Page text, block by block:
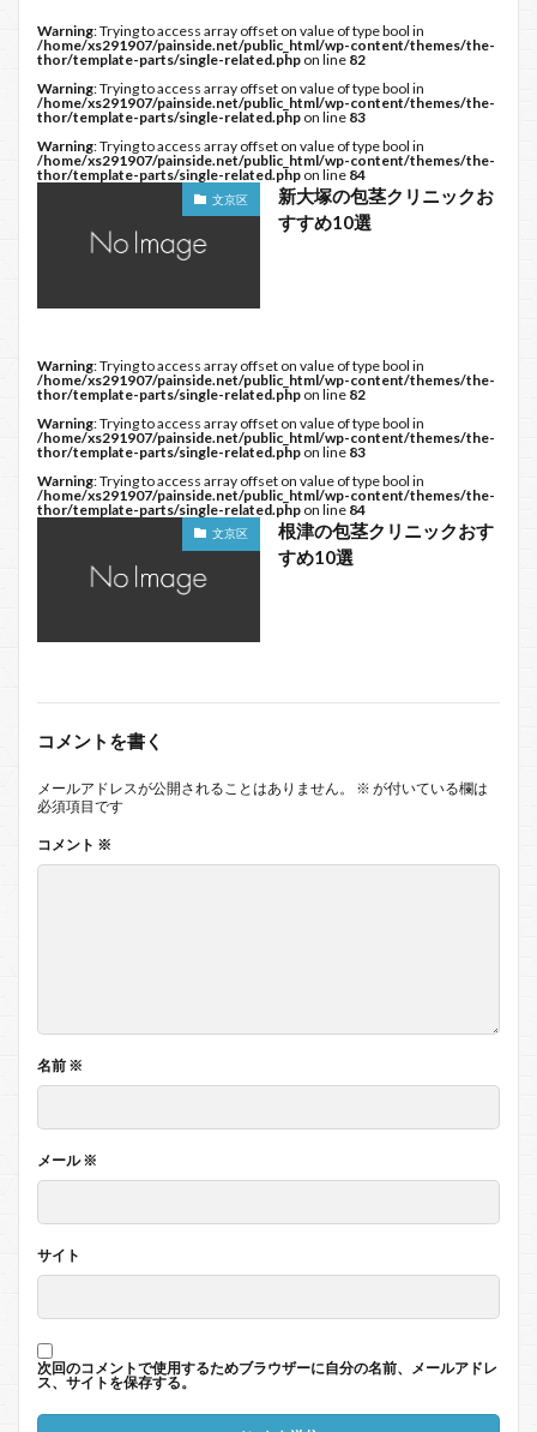
Warning: Trying to access array offset on value of type bool in
/home/xs291907/painside.net/public_html/wp-content/themes/the-
thor/template-parts/single-related.php on line 82
Warning: Trying to access array offset on value of type bool in
/home/xs291907/painside.net/public_html/wp-content/themes/the-
thor/template-parts/single-related.php on line 83
Warning: Trying to access array offset on value of type bool in
/home/xs291907/painside.net/public_html/wp-content/themes/the-
thor/template-parts/single-related.php on line 84
文京区
新大塚の包茎クリニックお
すすめ10選
Warning: Trying to access array offset on value of type bool in
/home/xs291907/painside.net/public_html/wp-content/themes/the-
thor/template-parts/single-related.php on line 82
Warning: Trying to access array offset on value of type bool in
/home/xs291907/painside.net/public_html/wp-content/themes/the-
thor/template-parts/single-related.php on line 83
Warning: Trying to access array offset on value of type bool in
/home/xs291907/painside.net/public_html/wp-content/themes/the-
thor/template-parts/single-related.php on line 84
文京区
根津の包茎クリニックおす
すめ10選
コメントを書く
メールアドレスが公開されることはありません。 ※ が付いている欄は
必須項目です
コメント ※
名前 ※
メール※
サイト
次回のコメントで使用するためブラウザーに自分の名前、メールアドレ
ス、サイトを保存する。